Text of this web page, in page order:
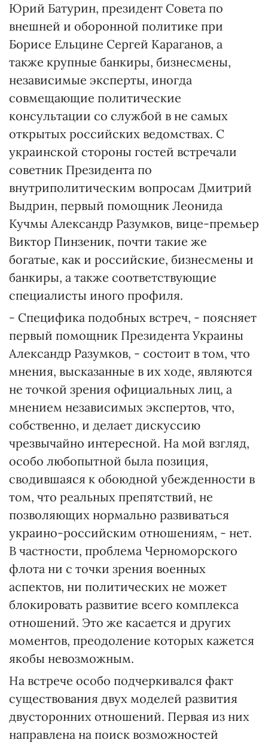
Юрий Батурин, президент Совета по
внешней и оборонной политике при
Борисе Ельцине Сергей Караганов, а
также крупные банкиры, бизнесмены,
независимые эксперты, иногда
совмещающие политические
консультации со службой в не самых
открытых российских ведомствах. С
украинской стороны гостей встречали
советник Президента по
внутриполитическим вопросам Дмитрий
Выдрин, первый помощник Леонида
Кучмы Александр Разумков, вице-премьер
Виктор Пинзеник, почти такие же
богатые, как и российские, бизнесмены и
банкиры, а также соответствующие
специалисты иного профиля.
- Специфика подобных встреч, - поясняет
первый помощник Президента Украины
Александр Разумков, - состоит в том, что
мнения, высказанные в их ходе, являются
не точкой зрения официальных лиц, а
мнением независимых экспертов, что,
собственно, и делает дискуссию
чрезвычайно интересной. На мой взгляд,
особо любопытной была позиция,
сводившаяся к обоюдной убежденности в
том, что реальных препятствий, не
позволяющих нормально развиваться
украино-российским отношениям, - нет.
В частности, проблема Черноморского
флота ни с точки зрения военных
аспектов, ни политических не может
блокировать развитие всего комплекса
отношений. Это же касается и других
моментов, преодоление которых кажется
якобы невозможным.
На встрече особо подчеркивался факт
существования двух моделей развития
двусторонних отношений. Первая из них
направлена на поиск возможностей